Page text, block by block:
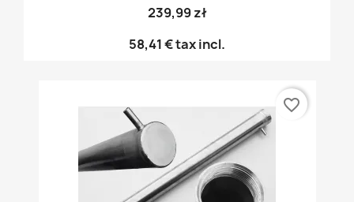
239,99 zł
58,41 €tax incl.
favorite_border